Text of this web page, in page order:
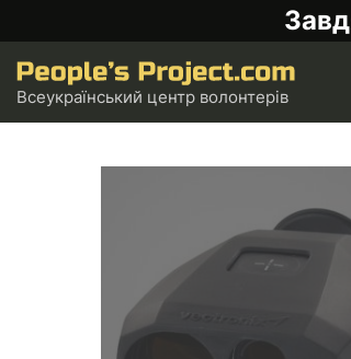
Всеукраїнський центр волонтерів